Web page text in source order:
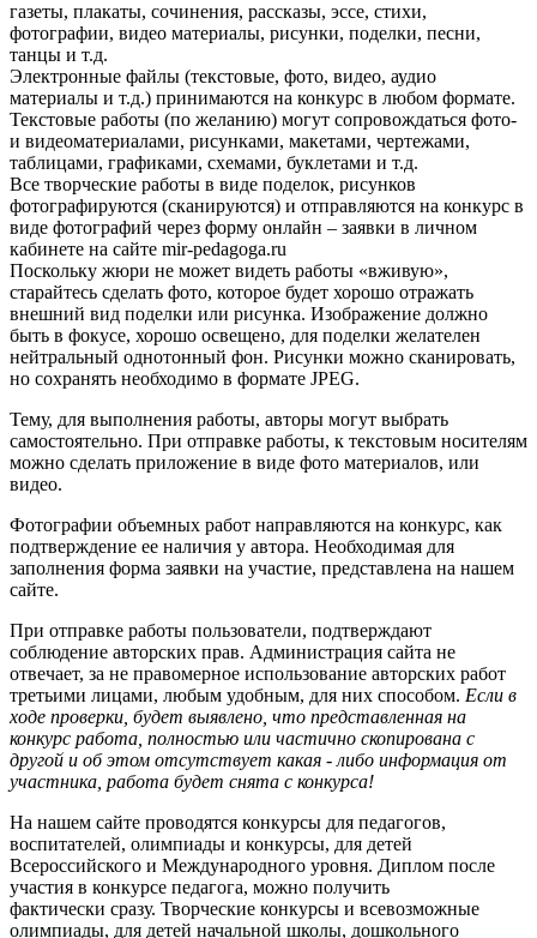
газеты, плакаты, сочинения, рассказы, эссе, стихи,
фотографии, видео материалы, рисунки, поделки, песни,
танцы и т.д.
Электронные файлы (текстовые, фото, видео, аудио
материалы и т.д.) принимаются на конкурс в любом формате.
Текстовые работы (по желанию) могут сопровождаться фото-
и видеоматериалами, рисунками, макетами, чертежами,
таблицами, графиками, схемами, буклетами и т.д.
Все творческие работы в виде поделок, рисунков
фотографируются (сканируются) и отправляются на конкурс в
виде фотографий через форму онлайн – заявки в личном
кабинете на сайте mir-pedagoga.ru
Поскольку жюри не может видеть работы «вживую»,
старайтесь сделать фото, которое будет хорошо отражать
внешний вид поделки или рисунка. Изображение должно
быть в фокусе, хорошо освещено, для поделки желателен
нейтральный однотонный фон. Рисунки можно сканировать,
но сохранять необходимо в формате JPEG.
Тему, для выполнения работы, авторы могут выбрать
самостоятельно. При отправке работы, к текстовым носителям
можно сделать приложение в виде фото материалов, или
видео.
Фотографии объемных работ направляются на конкурс, как
подтверждение ее наличия у автора. Необходимая для
заполнения форма заявки на участие, представлена на нашем
сайте.
При отправке работы пользователи, подтверждают
соблюдение авторских прав. Администрация сайта не
отвечает, за не правомерное использование авторских работ
третьими лицами, любым удобным, для них способом. Если в
ходе проверки, будет выявлено, что представленная на
конкурс работа, полностью или частично скопирована с
другой и об этом отсутствует какая - либо информация от
участника, работа будет снята с конкурса!
На нашем сайте проводятся конкурсы для педагогов,
воспитателей, олимпиады и конкурсы, для детей
Всероссийского и Международного уровня. Диплом после
участия в конкурсе педагога, можно получить
фактически сразу. Творческие конкурсы и всевозможные
олимпиады, для детей начальной школы, дошкольного